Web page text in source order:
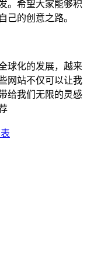
。希望大家能够积
己的创意之路。
球化的发展，越来
网站不仅可以让我
给我们无限的灵感